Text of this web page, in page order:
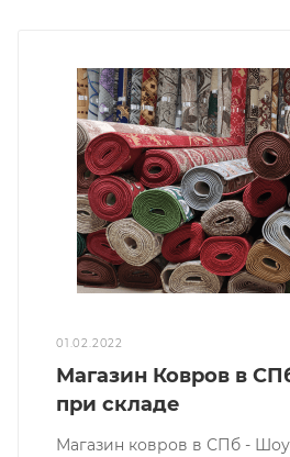
01.02.2022
Магазин Ковров в
при складе
Магазин ковров в СПб -